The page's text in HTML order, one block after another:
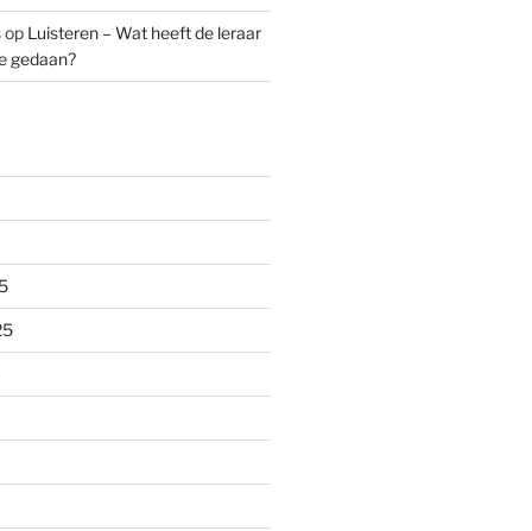
op Luisteren – Wat heeft de leraar
gedaan?